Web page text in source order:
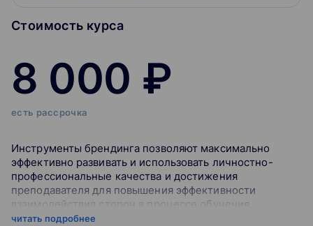
Стоимость курса
8 000 ₽
есть рассрочка
Инструменты брендинга позволяют максимально
эффективно развивать и использовать личностно-
профессиональные качества и достижения
преподавателя для повышения эффективности
взаимодействия сторон в процессе обучения.
читать подробнее